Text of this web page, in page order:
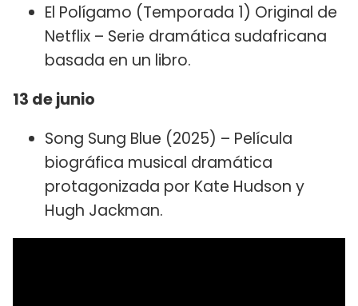
El Polígamo (Temporada 1) Original de
Netflix – Serie dramática sudafricana
basada en un libro.
13 de junio
Song Sung Blue (2025) – Película
biográfica musical dramática
protagonizada por Kate Hudson y
Hugh Jackman.